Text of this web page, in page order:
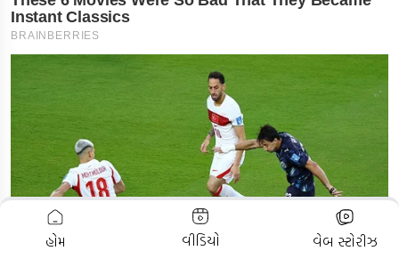
ADVERTISEMENT
હોમ વીડિયો વેબ સ્ટોરીઝ